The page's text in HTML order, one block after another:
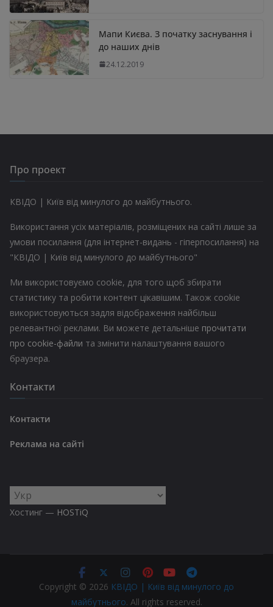
Мапи Києва. З початку заснування і
до наших днів
24.12.2019
Про проект
КВІДО | Київ від минулого до майбутнього.
Використання усіх матеріалів, розміщених на сайті лише за
умови посилання (для інтернет-видань - гіперпосилання) на
"КВІДО | Київ від минулого до майбутнього"
Ми використовуємо cookie, для того щоб збирати
статистику та робити контент цікавішим. Також cookie
використовуються задля відображення найбільш
релевантної реклами. Ви можете детальніше прочитати
про cookie-файли та змінити налаштування вашого
браузера.
Контакти
Контакти
Реклама на сайті
Вибрати
мову
Хостинг — HOSTiQ
Copyright © 2026 КВІДО | Київ від минулого до
майбутнього. All rights reserved.